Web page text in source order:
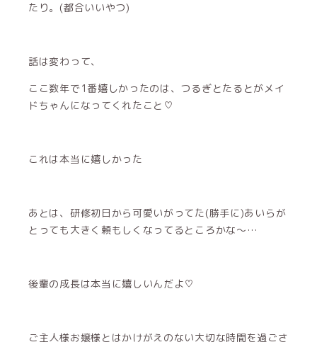
たり。(都合いいやつ)
話は変わって、
ここ数年で1番嬉しかったのは、つるぎとたるとがメイ
ドちゃんになってくれたこと♡
これは本当に嬉しかった
あとは、研修初日から可愛いがってた(勝手に)あいらが
とっても大きく頼もしくなってるところかな～…
後輩の成長は本当に嬉しいんだよ♡
ご主人様お嬢様とはかけがえのない大切な時間を過ごさ